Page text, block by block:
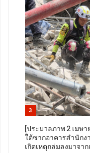
3
[ประมวลภาพ 2 เมษ
ใต้ซากอาคารสำนักง
เกิดเหตุถล่มลงมาจา